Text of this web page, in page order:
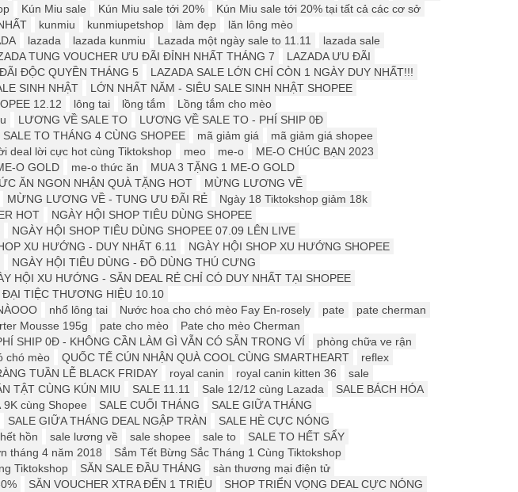
Kún Miu sale Kún Miu sale tới 20%
Kún Miu sale tới 20% tại tất cả các cơ sở
kunmiu kunmiupetshop làm đẹp
lăn lông mèo
lazada lazada kunmiu Lazada một ngày sale to 11.11
lazada sale
TUNG VOUCHER ƯU ĐÃI ĐỈNH NHẤT THÁNG 7
LAZADA ƯU ĐÃI
ĐỘC QUYỀN THÁNG 5
LAZADA SALE LỚN CHỈ CÒN 1 NGÀY DUY NHẤT!!!
SINH NHẬT
LỚN NHẤT NĂM - SIÊU SALE SINH NHẬT SHOPEE
12.12
lông tai lồng tắm
Lồng tắm cho mèo
LƯƠNG VỀ SALE TO
LƯƠNG VỀ SALE TO - PHÍ SHIP 0Đ
TO THÁNG 4 CÙNG SHOPEE mã giảm giá
mã giảm giá shopee
deal lời cực hot cùng Tiktokshop meo me-o
ME-O CHÚC BẠN 2023
O GOLD me-o thức ăn
MUA 3 TẶNG 1 ME-O GOLD
ĂN NGON NHẬN QUÀ TẶNG HOT
MỪNG LƯƠNG VỀ
MỪNG LƯƠNG VỀ - TUNG ƯU ĐÃI RẺ
Ngày 18 Tiktokshop giảm 18k
HOT
NGÀY HỘI SHOP TIÊU DÙNG SHOPEE
NGÀY HỘI SHOP TIÊU DÙNG SHOPEE 07.09 LÊN LIVE
XU HƯỚNG - DUY NHẤT 6.11
NGÀY HỘI SHOP XU HƯỚNG SHOPEE
NGÀY HỘI TIÊU DÙNG - ĐỒ DÙNG THÚ CƯNG
HỘI XU HƯỚNG - SĂN DEAL RẺ CHỈ CÓ DUY NHẤT TẠI SHOPEE
ĐẠI TIỆC THƯƠNG HIỆU 10.10
nhổ lông tai Nước hoa cho chó mèo Fay En-rosely pate
pate cherman
Mousse 195g pate cho mèo
Pate cho mèo Cherman
SHIP 0Đ - KHÔNG CẦN LÀM GÌ VẪN CÓ SẴN TRONG VÍ
phòng chữa ve rận
chó mèo QUỐC TẾ CÚN NHẬN QUÀ COOL CÙNG SMARTHEART
reflex
TUẦN LỄ BLACK FRIDAY royal canin royal canin kitten 36
sale
TẬT CÙNG KÚN MIU SALE 11.11 Sale 12/12 cùng Lazada
SALE BÁCH HÓA
9K cùng Shopee SALE CUỐI THÁNG
SALE GIỮA THÁNG
SALE GIỮA THÁNG DEAL NGẬP TRÀN
SALE HÈ CỰC NÓNG
hồn sale lương về sale shopee sale to
SALE TO HẾT SẨY
tháng 4 năm 2018
Sắm Tết Bừng Sắc Tháng 1 Cùng Tiktokshop
Tiktokshop SĂN SALE ĐẦU THÁNG
sàn thương mại điện tử
SĂN VOUCHER XTRA ĐẾN 1 TRIỆU
SHOP TRIỂN VỌNG DEAL CỰC NÓNG